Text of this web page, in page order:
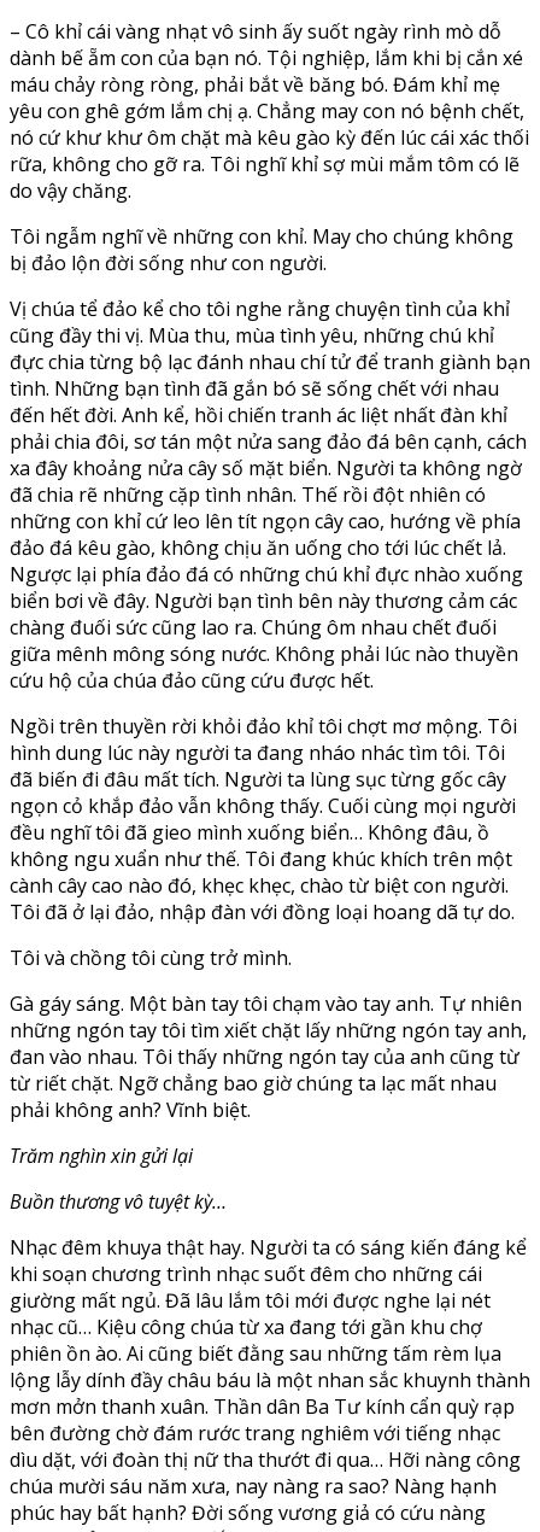
– Cô khỉ cái vàng nhạt vô sinh ấy suốt ngày rình mò dỗ
dành bế ẵm con của bạn nó. Tội nghiệp, lắm khi bị cắn xé
máu chảy ròng ròng, phải bắt về băng bó. Đám khỉ mẹ
yêu con ghê gớm lắm chị ạ. Chẳng may con nó bệnh chết,
nó cứ khư khư ôm chặt mà kêu gào kỳ đến lúc cái xác thối
rữa, không cho gỡ ra. Tôi nghĩ khỉ sợ mùi mắm tôm có lẽ
do vậy chăng.
Tôi ngẫm nghĩ về những con khỉ. May cho chúng không
bị đảo lộn đời sống như con người.
Vị chúa tể đảo kể cho tôi nghe rằng chuyện tình của khỉ
cũng đầy thi vị. Mùa thu, mùa tình yêu, những chú khỉ
đực chia từng bộ lạc đánh nhau chí tử để tranh giành bạn
tình. Những bạn tình đã gắn bó sẽ sống chết với nhau
đến hết đời. Anh kể, hồi chiến tranh ác liệt nhất đàn khỉ
phải chia đôi, sơ tán một nửa sang đảo đá bên cạnh, cách
xa đây khoảng nửa cây số mặt biển. Người ta không ngờ
đã chia rẽ những cặp tình nhân. Thế rồi đột nhiên có
những con khỉ cứ leo lên tít ngọn cây cao, hướng về phía
đảo đá kêu gào, không chịu ăn uống cho tới lúc chết lả.
Ngược lại phía đảo đá có những chú khỉ đực nhào xuống
biển bơi về đây. Người bạn tình bên này thương cảm các
chàng đuối sức cũng lao ra. Chúng ôm nhau chết đuối
giữa mênh mông sóng nước. Không phải lúc nào thuyền
cứu hộ của chúa đảo cũng cứu được hết.
Ngồi trên thuyền rời khỏi đảo khỉ tôi chợt mơ mộng. Tôi
hình dung lúc này người ta đang nháo nhác tìm tôi. Tôi
đã biến đi đâu mất tích. Người ta lùng sục từng gốc cây
ngọn cỏ khắp đảo vẫn không thấy. Cuối cùng mọi người
đều nghĩ tôi đã gieo mình xuống biển… Không đâu, ồ
không ngu xuẩn như thế. Tôi đang khúc khích trên một
cành cây cao nào đó, khẹc khẹc, chào từ biệt con người.
Tôi đã ở lại đảo, nhập đàn với đồng loại hoang dã tự do.
Tôi và chồng tôi cùng trở mình.
Gà gáy sáng. Một bàn tay tôi chạm vào tay anh. Tự nhiên
những ngón tay tôi tìm xiết chặt lấy những ngón tay anh,
đan vào nhau. Tôi thấy những ngón tay của anh cũng từ
từ riết chặt. Ngỡ chẳng bao giờ chúng ta lạc mất nhau
phải không anh? Vĩnh biệt.
Trăm nghìn xin gửi lại
Buồn thương vô tuyệt kỳ…
Nhạc đêm khuya thật hay. Người ta có sáng kiến đáng kể
khi soạn chương trình nhạc suốt đêm cho những cái
giường mất ngủ. Đã lâu lắm tôi mới được nghe lại nét
nhạc cũ… Kiệu công chúa từ xa đang tới gần khu chợ
phiên ồn ào. Ai cũng biết đằng sau những tấm rèm lụa
lộng lẫy dính đầy châu báu là một nhan sắc khuynh thành
mơn mởn thanh xuân. Thần dân Ba Tư kính cẩn quỳ rạp
bên đường chờ đám rước trang nghiêm với tiếng nhạc
dìu dặt, với đoàn thị nữ tha thướt đi qua… Hỡi nàng công
chúa mười sáu năm xưa, nay nàng ra sao? Nàng hạnh
phúc hay bất hạnh? Đời sống vương giả có cứu nàng